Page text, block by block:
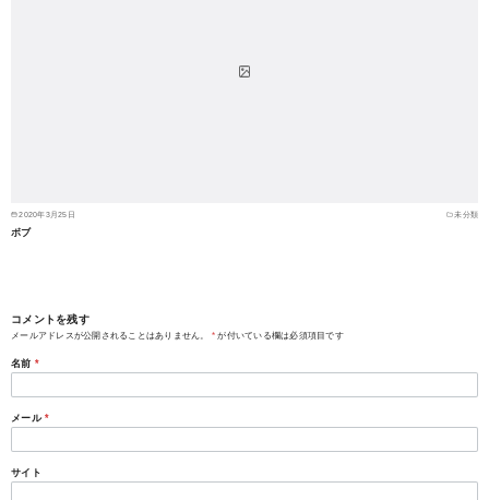
2020年3月25日 未分類
ボブ
コメントを残す
メールアドレスが公開されることはありません。 * が付いている欄は必須項目です
名前 *
メール *
サイト